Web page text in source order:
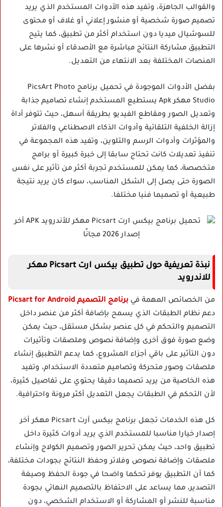
والقوالب الجاهزة، وتفيد هذه الأدوات المستخدم الذي يريد
تصميم صورة شخصية أو منشور إعلاني أو غلاف أو محتوى
للسوشيال ميديا دون استخدام أكثر من تطبيق، كما يتيح
التطبيق مشاركة النتائج مباشرة مع الأصدقاء أو نشرها على
المنصات المختلفة بعد الانتهاء من التعديل.
بفضل الأدوات الموجودة في تحميل برنامج PicsArt Photo
Studio مهكر Apk يستطيع المستخدم إنشاء تصاميم جذابة
وتعديل الصور ومقاطع الفيديو بطريقة أسهل، حيث تتوفر أداة
إزالة الخلفية التلقائية وأدوات الذكاء الاصطناعي والفلاتر
والمؤثرات وأدوات الرسم والتلوين، وتفيد هذه المجموعة في
تنفيذ تعديلات كانت تحتاج سابقا إلى خبرة كبيرة أو برامج
متخصصة، كما يمكن للمستخدم تجربة أكثر من تأثير على نفس
الصورة حتى يصل إلى الشكل المناسب، سواء كان يريد نتيجة
طبيعية أو تصميما فنيا مختلفا.
نبذة تعريفية حول تطبيق بيكس ارت Picsart مهكر
للاندرويد
من الخصائص المهمة في برنامج التصميم Picsart for Android
دعم نظام الطبقات الذي يسمح بإضافة أكثر من عنصر داخل
التصميم والتحكم في كل عنصر بشكل مستقل، حيث يمكن
وضع صورة فوق أخرى وإضافة نصوص وملصقات وتأثيرات
دون التأثير على باقي أجزاء المشروع، كما يدعم التطبيق إنشاء
ملصقات وصور متحركة وتصاميم متعددة الاستخدام، وتفيد
هذه الخاصية من يريد تصميما دقيقا يحتوي على تفاصيل كثيرة،
لأن التحكم في الطبقات يجعل التعديل أكثر مرونة واحترافية.
كل هذه الخدمات تجعل برنامج بيكس آرت Picsart مهكر أخر
إصدار خيارا مناسبا للمستخدم الذي يريد أدوات كثيرة داخل
تطبيق واحد، حيث يمكن تحرير الصور وتصميم الكولاج وإنشاء
ملصقات وإضافة نصوص وفلاتر وحفظ النتائج بجودات مختلفة،
كما أن التطبيق يوفر تحكما واضحا في جودة الحفظ وصيغة
التصدير، مما يساعد على الاحتفاظ بالتصميم النهائي بجودة
مناسبة للنشر أو المشاركة أو الاستخدام الشخصي، دون